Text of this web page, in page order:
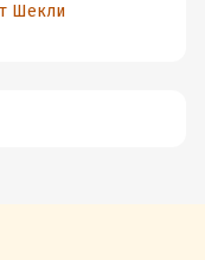
Шекли